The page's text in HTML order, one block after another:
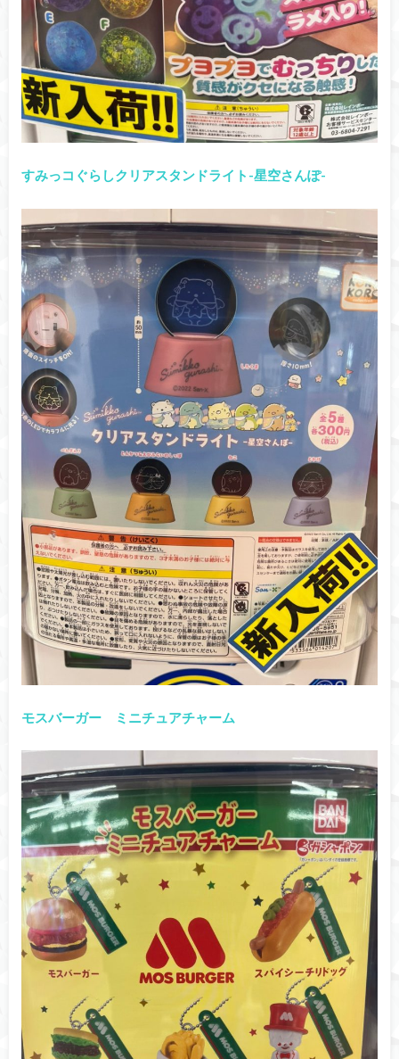
すみっコぐらしクリアスタンドライト-星空さんぽ-
モスバーガー ミニチュアチャーム